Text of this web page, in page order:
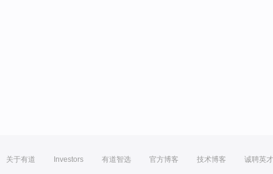
关于有道 Investors 有道智选 官方博客 技术博客 诚聘英才